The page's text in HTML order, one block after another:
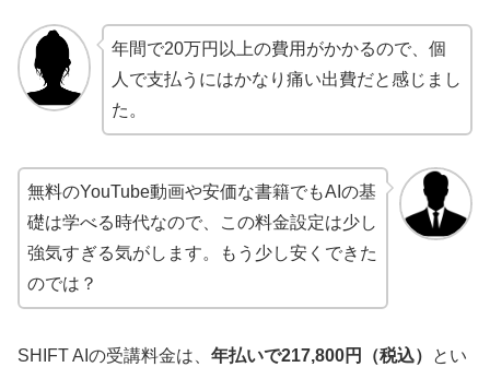
年間で20万円以上の費用がかかるので、個
人で支払うにはかなり痛い出費だと感じまし
た。
無料のYouTube動画や安価な書籍でもAIの基
礎は学べる時代なので、この料金設定は少し
強気すぎる気がします。もう少し安くできた
のでは？
SHIFT AIの受講料金は、 年払いで217,800円（税込）
とい